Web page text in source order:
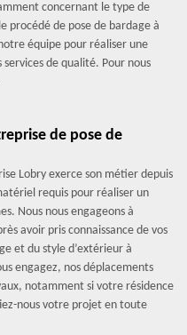
concernant le type de
procédé de pose de bardage à
équipe pour réaliser une
de qualité. Pour nous
de pose de
Lobry exerce son métier depuis
requis pour réaliser un
Nous nous engageons à
avoir pris connaissance de vos
et du style d’extérieur à
engagez, nos déplacements
notamment si votre résidence
nous votre projet en toute